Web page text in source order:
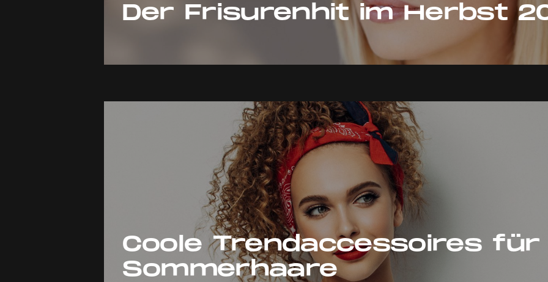
Der Frisurenhit im Herbst
Coole Trendaccessoires für
Sommerhaare